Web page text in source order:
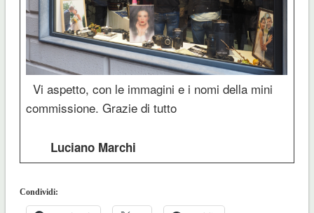
Vi aspetto, con le immagini e i nomi della mini
commissione. Grazie di tutto
Luciano Marchi
Condividi: